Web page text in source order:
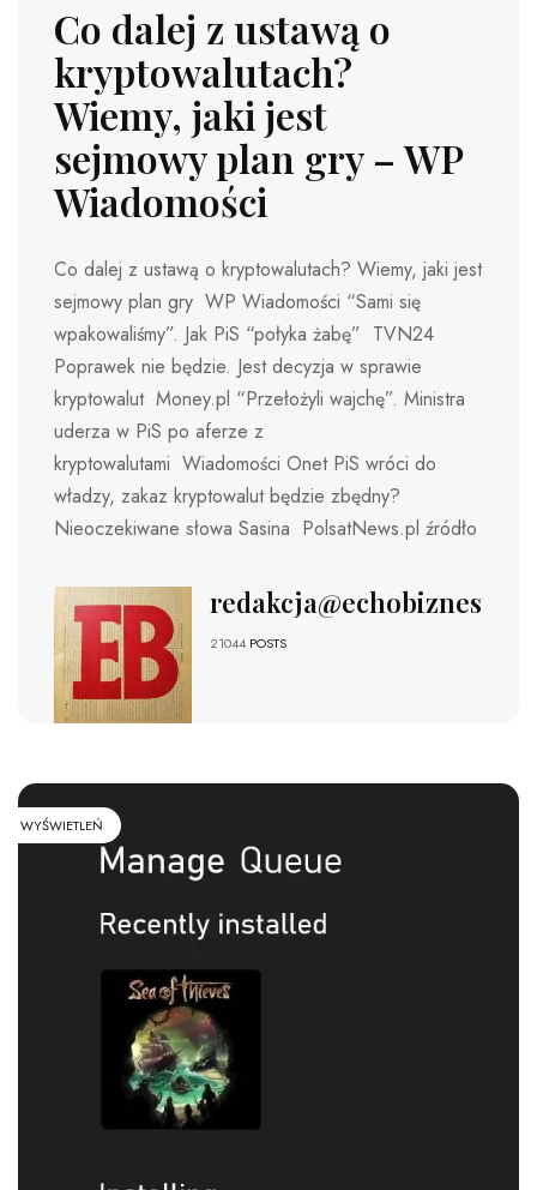
Co dalej z ustawą o
kryptowalutach?
Wiemy, jaki jest
sejmowy plan gry – WP
Wiadomości
Co dalej z ustawą o kryptowalutach? Wiemy, jaki jest
sejmowy plan gry WP Wiadomości “Sami się
wpakowaliśmy”. Jak PiS “połyka żabę” TVN24
Poprawek nie będzie. Jest decyzja w sprawie
kryptowalut Money.pl “Przełożyli wajchę”. Ministra
uderza w PiS po aferze z
kryptowalutami Wiadomości Onet PiS wróci do
władzy, zakaz kryptowalut będzie zbędny?
Nieoczekiwane słowa Sasina PolsatNews.pl źródło
redakcja@echobiznesu.pl
21044 POSTS
WYŚWIETLEŃ